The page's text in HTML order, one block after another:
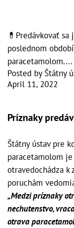
💊Predávkovať
poslednom
paracetamolom....
Posted by Štátny
April 11, 2022
Príznaky
Štátny ústav pre
paracetamolom
otravedochádza k
poruchám
„Medzi príznaky
nechutenstvo,
otrava